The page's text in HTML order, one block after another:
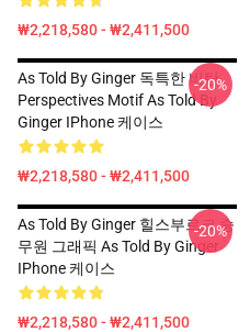
₩2,218,580 - ₩2,411,500
As Told By Ginger 독특한 비탄
Perspectives Motif As Told By
Ginger IPhone 케이스
₩2,218,580 - ₩2,411,500
-20%
As Told By Ginger 힐스부르크 승
무원 그래픽 As Told By Ginger
IPhone 케이스
₩2,218,580 - ₩2,411,500
-20%